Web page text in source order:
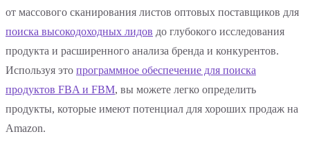
от массового сканирования листов оптовых поставщиков для
поиска высокодоходных лидов до глубокого исследования
продукта и расширенного анализа бренда и конкурентов.
Используя это программное обеспечение для поиска
продуктов FBA и FBM, вы можете легко определить
продукты, которые имеют потенциал для хороших продаж на
Amazon.